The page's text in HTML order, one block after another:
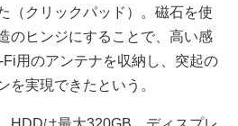
（クリックパッド）。磁石を使
のヒンジにすることで、高い感
用のアンテナを収納し、突起の
を実現できたという。